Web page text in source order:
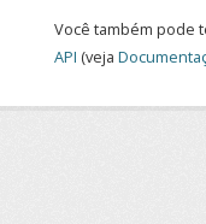
Você também pode
API (veja